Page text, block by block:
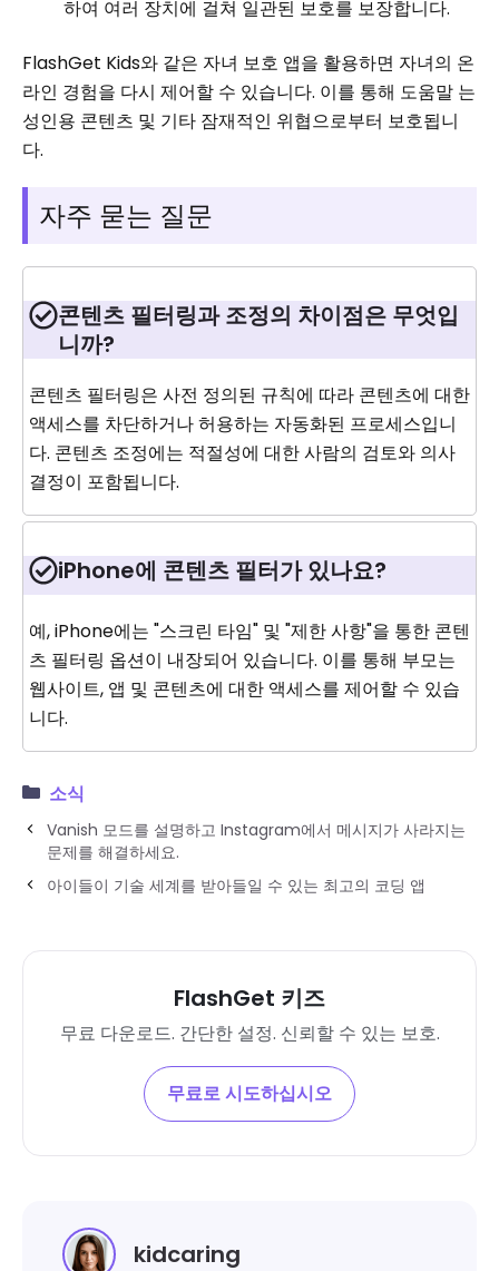
하여 여러 장치에 걸쳐 일관된 보호를 보장합니다.
FlashGet Kids와 같은 자녀 보호 앱을 활용하면 자녀의 온
라인 경험을 다시 제어할 수 있습니다. 이를 통해 도움말 는
성인용 콘텐츠 및 기타 잠재적인 위협으로부터 보호됩니
다.
자주 묻는 질문
콘텐츠 필터링과 조정의 차이점은 무엇입
니까?
콘텐츠 필터링은 사전 정의된 규칙에 따라 콘텐츠에 대한
액세스를 차단하거나 허용하는 자동화된 프로세스입니
다. 콘텐츠 조정에는 적절성에 대한 사람의 검토와 의사
결정이 포함됩니다.
iPhone에 콘텐츠 필터가 있나요?
예, iPhone에는 "스크린 타임" 및 "제한 사항"을 통한 콘텐
츠 필터링 옵션이 내장되어 있습니다. 이를 통해 부모는
웹사이트, 앱 및 콘텐츠에 대한 액세스를 제어할 수 있습
니다.
소식
Vanish 모드를 설명하고 Instagram에서 메시지가 사라지는
문제를 해결하세요.
아이들이 기술 세계를 받아들일 수 있는 최고의 코딩 앱
FlashGet 키즈
무료 다운로드. 간단한 설정. 신뢰할 수 있는 보호.
무료로 시도하십시오
kidcaring